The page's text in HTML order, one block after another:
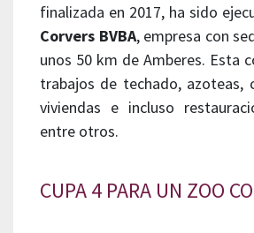
finalizada en 2017, ha sido
Corvers BVBA, empresa con
unos 50 km de Amberes. Esta
trabajos de techado, azoteas,
viviendas e incluso
entre otros.
CUPA 4 PARA UN ZOO